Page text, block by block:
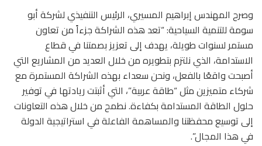
وصرح المهندس إبراهيم المسيري، الرئيس التنفيذي لشركة أبو
سومة للتنمية السياحية: “تعد هذه الشراكة جزءاً من تعاون
مستمر لسنوات طويلة، يهدف إلى تعزيز بصمتنا في قطاع
الاستدامة، الذي نلتزم بتطويره من خلال العديد من المشاريع التي
أصبحت واقعًا بالفعل، ونحن سعداء بهذه الشراكة المستمرة مع
شركاء متميزين مثل “طاقة عربية”، التي أثبتت ريادتها في توفير
حلول الطاقة المستدامة بكفاءة. نطمح من خلال هذه التعاونات
إلى توسيع محفظتنا والمساهمة الفاعلة في استراتيجية الدولة
في هذا المجال”.